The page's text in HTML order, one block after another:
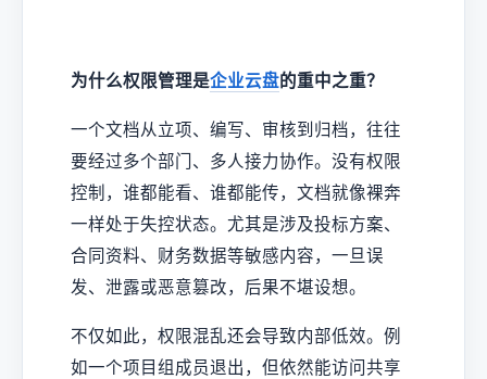
为什么权限管理是企业云盘的重中之重？
一个文档从立项、编写、审核到归档，往往
要经过多个部门、多人接力协作。没有权限
控制，谁都能看、谁都能传，文档就像裸奔
一样处于失控状态。尤其是涉及投标方案、
合同资料、财务数据等敏感内容，一旦误
发、泄露或恶意篡改，后果不堪设想。
不仅如此，权限混乱还会导致内部低效。例
如一个项目组成员退出，但依然能访问共享